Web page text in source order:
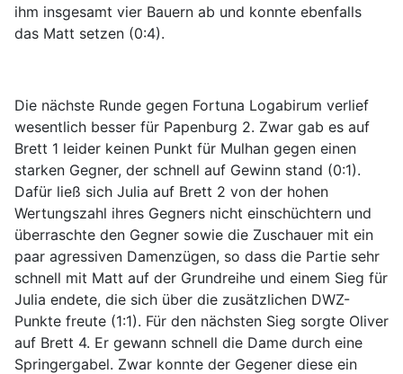
ihm insgesamt vier Bauern ab und konnte ebenfalls
das Matt setzen (0:4).
Die nächste Runde gegen Fortuna Logabirum verlief
wesentlich besser für Papenburg 2. Zwar gab es auf
Brett 1 leider keinen Punkt für Mulhan gegen einen
starken Gegner, der schnell auf Gewinn stand (0:1).
Dafür ließ sich Julia auf Brett 2 von der hohen
Wertungszahl ihres Gegners nicht einschüchtern und
überraschte den Gegner sowie die Zuschauer mit ein
paar agressiven Damenzügen, so dass die Partie sehr
schnell mit Matt auf der Grundreihe und einem Sieg für
Julia endete, die sich über die zusätzlichen DWZ-
Punkte freute (1:1). Für den nächsten Sieg sorgte Oliver
auf Brett 4. Er gewann schnell die Dame durch eine
Springergabel. Zwar konnte der Gegener diese ein